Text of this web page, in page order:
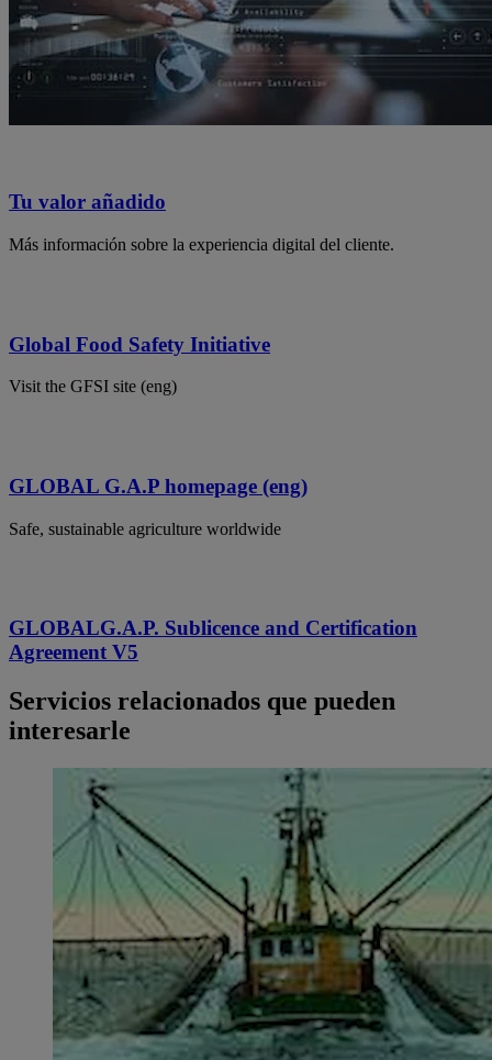
Tu valor añadido
Más información sobre la experiencia digital del cliente.
Global Food Safety Initiative
Visit the GFSI site (eng)
GLOBAL G.A.P homepage (eng)
Safe, sustainable agriculture worldwide
GLOBALG.A.P. Sublicence and Certification
Agreement V5
Servicios relacionados que pueden
interesarle